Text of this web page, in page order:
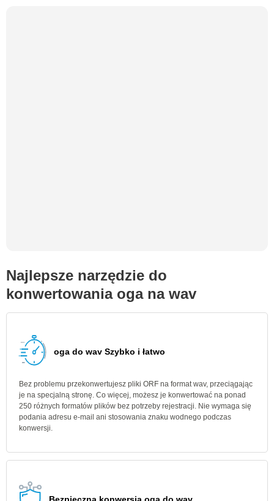
Najlepsze narzędzie do
konwertowania oga na wav
oga do wav Szybko i łatwo
Bez problemu przekonwertujesz pliki ORF na format wav, przeciągając
je na specjalną stronę. Co więcej, możesz je konwertować na ponad
250 różnych formatów plików bez potrzeby rejestracji. Nie wymaga się
podania adresu e-mail ani stosowania znaku wodnego podczas
konwersji.